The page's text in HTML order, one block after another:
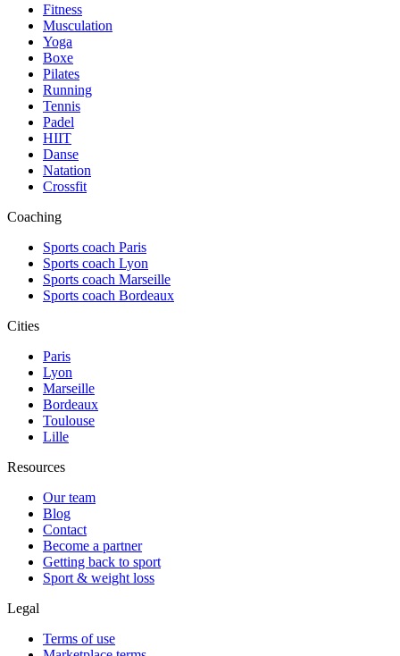
Fitness
Musculation
Yoga
Boxe
Pilates
Running
Tennis
Padel
HIIT
Danse
Natation
Crossfit
Coaching
Sports coach Paris
Sports coach Lyon
Sports coach Marseille
Sports coach Bordeaux
Cities
Paris
Lyon
Marseille
Bordeaux
Toulouse
Lille
Resources
Our team
Blog
Contact
Become a partner
Getting back to sport
Sport & weight loss
Legal
Terms of use